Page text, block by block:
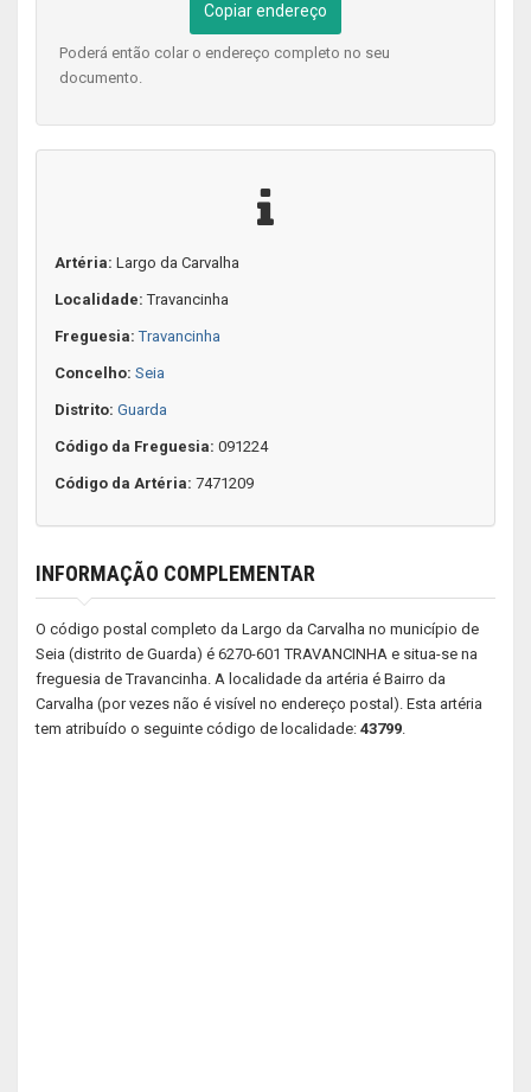
Copiar endereço
Poderá então colar o endereço completo no seu
documento.
Artéria: Largo da Carvalha
Localidade: Travancinha
Freguesia: Travancinha
Concelho: Seia
Distrito: Guarda
Código da Freguesia: 091224
Código da Artéria: 7471209
INFORMAÇÃO COMPLEMENTAR
O código postal completo da Largo da Carvalha no município de
Seia (distrito de Guarda) é 6270-601 TRAVANCINHA e situa-se na
freguesia de Travancinha. A localidade da artéria é Bairro da
Carvalha (por vezes não é visível no endereço postal). Esta artéria
tem atribuído o seguinte código de localidade: 43799.